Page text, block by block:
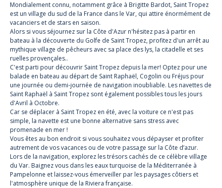
Mondialement connu, notamment grâce à Brigitte Bardot, Saint Tropez
est un village du sud de la France dans le Var, qui attire énormément de
vacanciers et de stars en saison.
Alors si vous séjournez sur la Côte d'Azur n'hésitez pas à partir en
bateau à la découverte du Golfe de Saint Tropez, profitez d'un arrêt au
mythique village de pêcheurs avec sa place des lys, la citadelle et ses
ruelles provençales..
C'est parti pour découvrir Saint Tropez depuis la mer! Optez pour une
balade en bateau au départ de Saint Raphaël, Cogolin ou Fréjus pour
une journée ou demi-journée de navigation inoubliable. Les navettes de
Saint Raphaël à Saint Tropez sont également possibles tous les jours
d'Avril à Octobre.
Car se déplacer à Saint Tropez en été, avec la voiture ce n'est pas
simple, la navette est une bonne alternative sans stress avec
promenade en mer !
Vous êtes au bon endroit si vous souhaitez vous dépayser et profiter
autrement de vos vacances ou de votre passage sur la Côte d’azur.
Lors de la navigation, explorez les trésors cachés de ce célèbre village
du Var. Baignez vous dans les eaux turquoise de la Méditerranée à
Pampelonne et laissez-vous émerveiller par les paysages côtiers et
l'atmosphère unique de la Riviera française.